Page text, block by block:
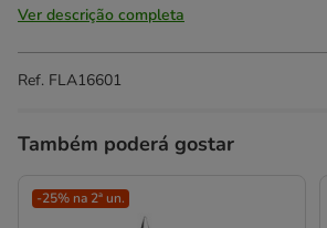
Ver descrição completa
Ref. FLA16601
Também poderá gostar
-25% na 2ª un.